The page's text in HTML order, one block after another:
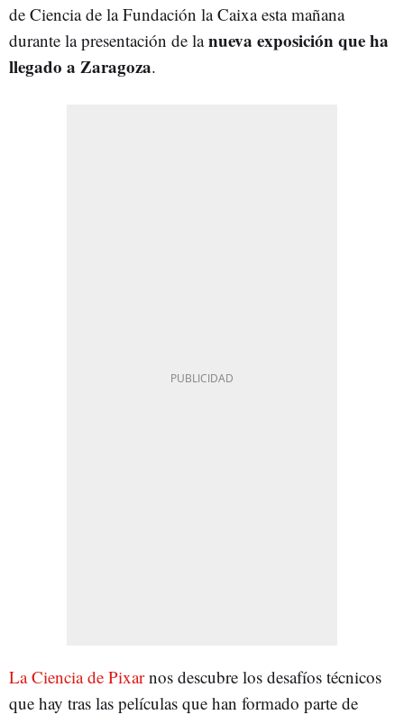
de Ciencia de la Fundación la Caixa esta mañana
durante la presentación de lanueva exposición que ha
llegado a Zaragoza.
La Ciencia de Pixarnos descubre los desafíos técnicos
que hay tras las películas que han formado parte de